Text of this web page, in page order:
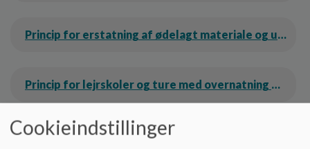
Princip for erstatning af ødelagt materiale og udstyr på Hammershøj skole_1.pdf
Princip for lejrskoler og ture med overnatning på Hammershøj Skole_0.pdf
Cookieindstillinger